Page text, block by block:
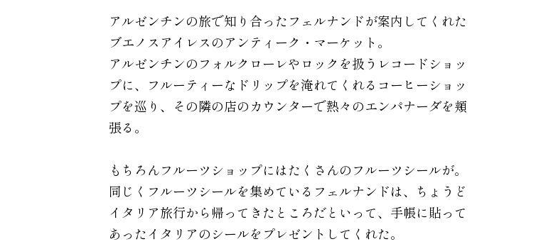
アルゼンチンの旅で知り合ったフェルナンドが案内してくれた
ブエノスアイレスのアンティーク・マーケット。
アルゼンチンのフォルクローレやロックを扱うレコードショッ
プに、フルーティーなドリップを淹れてくれるコーヒーショッ
プを巡り、その隣の店のカウンターで熱々のエンパナーダを頬
張る。
もちろんフルーツショップにはたくさんのフルーツシールが。
同じくフルーツシールを集めているフェルナンドは、ちょうど
イタリア旅行から帰ってきたところだといって、手帳に貼って
あったイタリアのシールをプレゼントしてくれた。